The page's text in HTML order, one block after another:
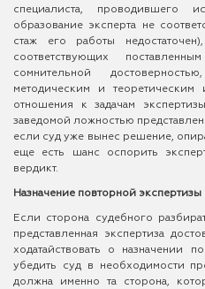
специалиста, проводившего
образование эксперта не
стаж его работы
соответствующих
сомнительной
методическим и
отношения к задачам
заведомой ложностью
если суд уже вынес решение,
еще есть шанс оспорить
вердикт.
Назначение повторной экспертизы
Если сторона судебного
представленная экспертиза
ходатайствовать о назначении
убедить суд в необходимости
должна именно та сторона,